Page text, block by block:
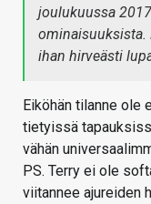
joulukuussa
ominaisuuksista.
ihan hirveästi
Eiköhän tilanne ole
tietyissä
vähän
PS. Terry ei ole
viitannee ajureiden